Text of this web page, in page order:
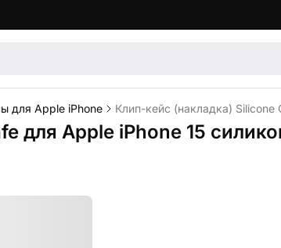
для Apple iPhone Клип-кейс (накладка)
для Apple iPhone 15